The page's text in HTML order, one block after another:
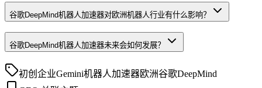
谷歌DeepMind机器人加速器对欧洲机器人行业有什么影响？
谷歌DeepMind机器人加速器未来会如何发展？
初创企业Gemini机器人加速器欧洲谷歌DeepMind